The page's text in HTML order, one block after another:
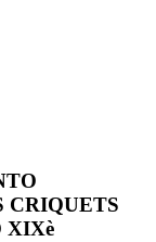
CRIQUETS
XIXè